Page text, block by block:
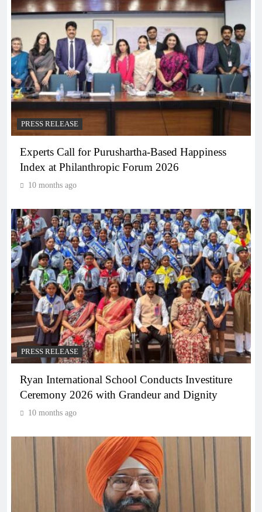
PRESS RELEASE
Experts Call for Purushartha-Based Happiness
Index at Philanthropic Forum 2026
10 months ago
PRESS RELEASE
Ryan International School Conducts Investiture
Ceremony 2026 with Grandeur and Dignity
10 months ago